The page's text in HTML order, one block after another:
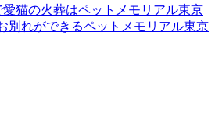
猫の火葬はペットメモリアル東京
別れができるペットメモリアル東京